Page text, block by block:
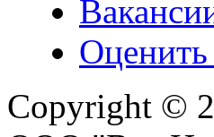
Оценить
Copyright ©